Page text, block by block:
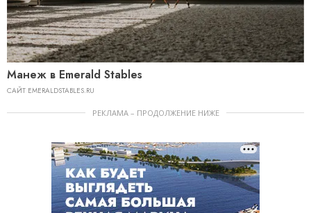
Манеж в Emerald Stables
САЙТ EMERALDSTABLES.RU
РЕКЛАМА – ПРОДОЛЖЕНИЕ НИЖЕ